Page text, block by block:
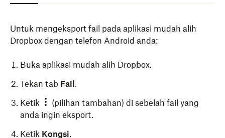
Untuk mengeksport fail pada aplikasi mudah alih
Dropbox dengan telefon Android anda:
Buka aplikasi mudah alih Dropbox.
Tekan tab Fail .
Ketik
(pilihan tambahan) di sebelah fail yang
anda ingin eksport.
Ketik Kongsi.